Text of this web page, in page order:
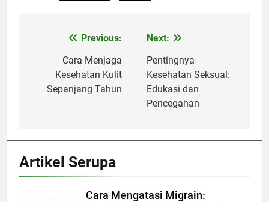
NavigasiPrevious:
Cara Menjaga
Kesehatan Kulit
Sepanjang Tahun
Next:
Pentingnya
Kesehatan Seksual:
Edukasi dan
Pencegahan
Artikel Serupa
Cara Mengatasi Migrain: